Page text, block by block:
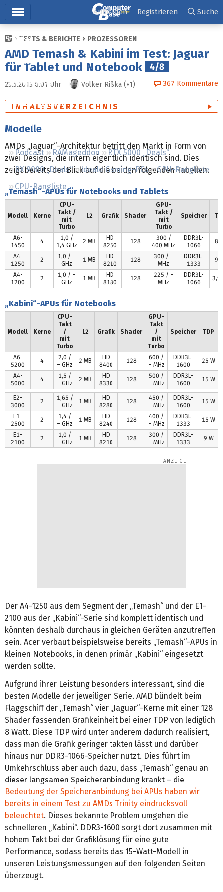
Ticker
Tests
Downloads
Preisvergleich
Forum
Podcast RAMageddon
RTX 5000 „Deals“
RX 9000 „Deals“
Ideale Gaming-PCs
GPU-Rangliste
CPU-Rangliste
Anmelden Registrieren Suche
TESTS & BERICHTE PROZESSOREN
AMD Temash & Kabini im Test: Jaguar
für Tablet und Notebook
4/8
23.5.2013 6:01 Uhr Volker Rißka (+1) 367 Kommentare
INHALTSVERZEICHNIS
Modelle
AMDs „Jaguar“-Architektur betritt den Markt in Form von
zwei Designs, die intern eigentlich identisch sind. Dies
zeigt bereits der Blick auf die beiden folgenden Tabellen:
„Temash“-APUs für Notebooks und Tablets
Modell Kerne
CPU-
Takt /
mit
Turbo
L2 Grafik Shader
GPU-
Takt /
mit
Turbo
Speicher
A6-
1450
4
1,0 /
1,4 GHz
2 MB
HD
8250
128
300 /
400 MHz
DDR3L-
1066
8
A4-
1250
2
1,0 / –
GHz
1 MB
HD
8210
128
300 / –
MHz
DDR3L-
1333
9
A4-
1200
2
1,0 / –
GHz
1 MB
HD
8180
128
225 / –
MHz
DDR3L-
1066
3,9
„Kabini“-APUs für Notebooks
Modell Kerne
CPU-
Takt
/
mit
Turbo
L2 Grafik Shader
GPU-
Takt
/
mit
Turbo
Speicher TDP
A6-
5200
4
2,0 /
– GHz
2 MB
HD
8400
128
600 /
– MHz
DDR3L-
1600
25 W
A4-
5000
4
1,5 /
– GHz
2 MB
HD
8330
128
500 /
– MHz
DDR3L-
1600
15 W
E2-
3000
2
1,65 /
– GHz
1 MB
HD
8280
128
450 /
– MHz
DDR3L-
1600
15 W
E1-
2500
2
1,4 /
– GHz
1 MB
HD
8240
128
400 /
– MHz
DDR3L-
1333
15 W
E1-
2100
2
1,0 /
– GHz
1 MB
HD
8210
128
300 /
– MHz
DDR3L-
1333
9 W
Der A4-1250 aus dem Segment der „Temash“ und der E1-
2100 aus der „Kabini“-Serie sind komplett identisch und
könnten deshalb durchaus in gleichen Geräten anzutreffen
sein. Acer verbaut beispielsweise bereits „Temash“-APUs in
kleinen Notebooks, in denen primär „Kabini“ eingesetzt
werden sollte.
Aufgrund ihrer Leistung besonders interessant, sind die
besten Modelle der jeweiligen Serie. AMD bündelt beim
Flaggschiff der „Temash“ vier „Jaguar“-Kerne mit einer 128
Shader fassenden Grafikeinheit bei einer TDP von lediglich
8 Watt. Diese TDP wird unter anderem dadurch realisiert,
dass man die Grafik geringer takten lässt und darüber
hinaus nur DDR3-1066-Speicher nutzt. Dies führt im
Umkehrschluss aber auch dazu, dass „Temash“ genau an
dieser langsamen Speicheranbindung krankt – die
Bedeutung der Speicheranbindung bei APUs haben wir
bereits in einem Test zu AMDs Trinity eindrucksvoll
beleuchtet. Dieses bekannte Problem umgehen die
schnelleren „Kabini“. DDR3-1600 sorgt dort zusammen mit
hohem Takt bei der Grafiklösung für eine gute
Performance, sodass bereits das 15-Watt-Modell in
unseren Leistungsmessungen auf den folgenden Seiten
überzeugt.